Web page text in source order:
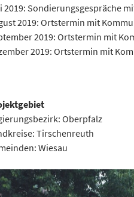
2019: Sondierungsgespräche
2019: Ortstermin mit
2019: Ortstermin mit
2019: Ortstermin mit
Oberpfalz
Tirschenreuth
Wiesau